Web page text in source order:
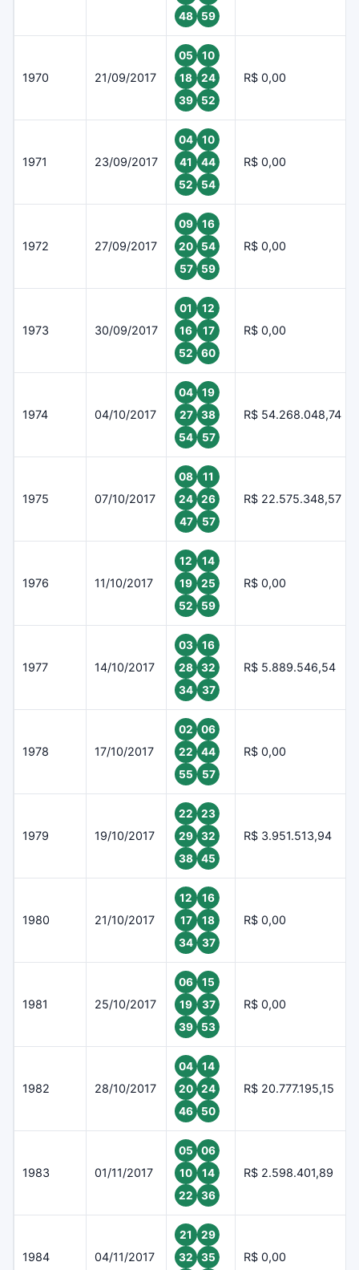
48
59
1970 21/09/2017
05
10
18
24
39
52
R$ 0,00
1971 23/09/2017
04
10
41
44
52
54
R$ 0,00
1972 27/09/2017
09
16
20
54
57
59
R$ 0,00
1973 30/09/2017
01
12
16
17
52
60
R$ 0,00
1974 04/10/2017
04
19
27
38
54
57
R$ 54.268.048,74
1975 07/10/2017
08
11
24
26
47
57
R$ 22.575.348,57
1976 11/10/2017
12
14
19
25
52
59
R$ 0,00
1977 14/10/2017
03
16
28
32
34
37
R$ 5.889.546,54
1978 17/10/2017
02
06
22
44
55
57
R$ 0,00
1979 19/10/2017
22
23
29
32
38
45
R$ 3.951.513,94
1980 21/10/2017
12
16
17
18
34
37
R$ 0,00
1981 25/10/2017
06
15
19
37
39
53
R$ 0,00
1982 28/10/2017
04
14
20
24
46
50
R$ 20.777.195,15
1983 01/11/2017
05
06
10
14
22
36
R$ 2.598.401,89
1984 04/11/2017
21
29
32
35
R$ 0,00